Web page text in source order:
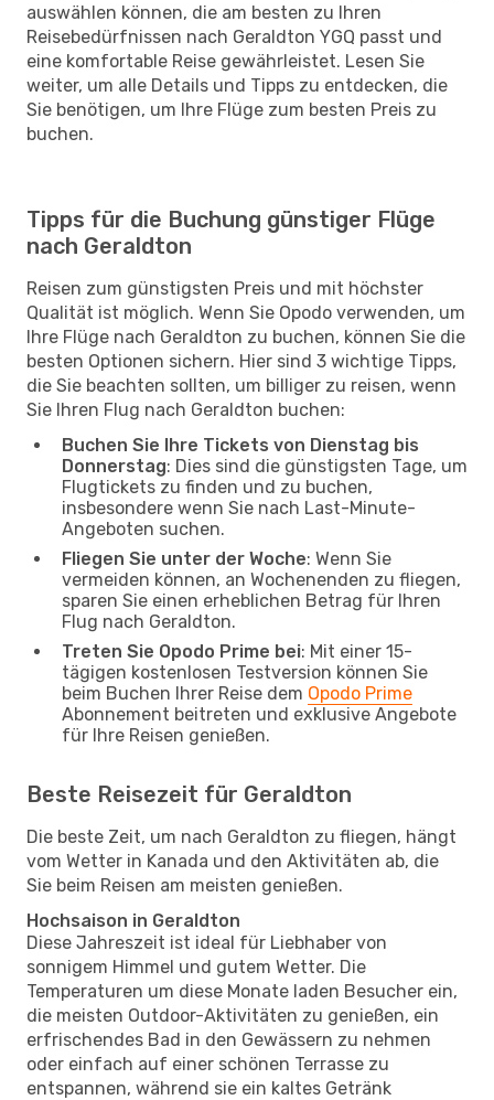
auswählen können, die am besten zu Ihren
Reisebedürfnissen nach Geraldton YGQ passt und
eine komfortable Reise gewährleistet. Lesen Sie
weiter, um alle Details und Tipps zu entdecken, die
Sie benötigen, um Ihre Flüge zum besten Preis zu
buchen.
Tipps für die Buchung günstiger Flüge
nach Geraldton
Reisen zum günstigsten Preis und mit höchster
Qualität ist möglich. Wenn Sie Opodo verwenden, um
Ihre Flüge nach Geraldton zu buchen, können Sie die
besten Optionen sichern. Hier sind 3 wichtige Tipps,
die Sie beachten sollten, um billiger zu reisen, wenn
Sie Ihren Flug nach Geraldton buchen:
Buchen Sie Ihre Tickets von Dienstag bis
Donnerstag: Dies sind die günstigsten Tage, um
Flugtickets zu finden und zu buchen,
insbesondere wenn Sie nach Last-Minute-
Angeboten suchen.
Fliegen Sie unter der Woche: Wenn Sie
vermeiden können, an Wochenenden zu fliegen,
sparen Sie einen erheblichen Betrag für Ihren
Flug nach Geraldton.
Treten Sie Opodo Prime bei: Mit einer 15-
tägigen kostenlosen Testversion können Sie
beim Buchen Ihrer Reise dem Opodo Prime
Abonnement beitreten und exklusive Angebote
für Ihre Reisen genießen.
Beste Reisezeit für Geraldton
Die beste Zeit, um nach Geraldton zu fliegen, hängt
vom Wetter in Kanada und den Aktivitäten ab, die
Sie beim Reisen am meisten genießen.
Hochsaison in Geraldton
Diese Jahreszeit ist ideal für Liebhaber von
sonnigem Himmel und gutem Wetter. Die
Temperaturen um diese Monate laden Besucher ein,
die meisten Outdoor-Aktivitäten zu genießen, ein
erfrischendes Bad in den Gewässern zu nehmen
oder einfach auf einer schönen Terrasse zu
entspannen, während sie ein kaltes Getränk